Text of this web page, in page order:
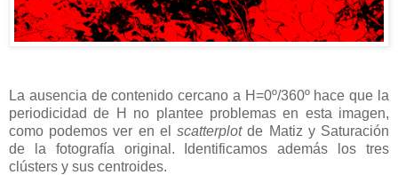
La ausencia de contenido cercano a H=0º/360º hace que la
periodicidad de H no plantee problemas en esta imagen,
como podemos ver en elscatterplotde Matiz y Saturación
de la fotografía original. Identificamos además los tres
clústers y sus centroides.